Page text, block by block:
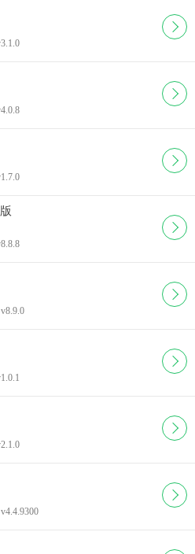
v8.9.0
v4.4.9300